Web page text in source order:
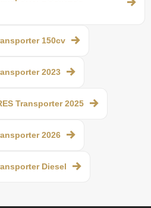
150cv
2023
Transporter 2025
2026
Diesel